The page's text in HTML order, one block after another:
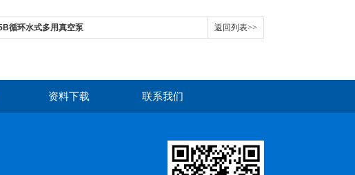
循环水式多用真空泵 返回列表>>
资料下载 联系我们